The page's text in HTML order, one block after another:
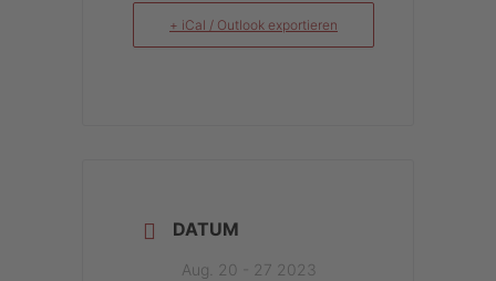
+ iCal / Outlook exportieren
DATUM
Aug. 20 - 27 2023